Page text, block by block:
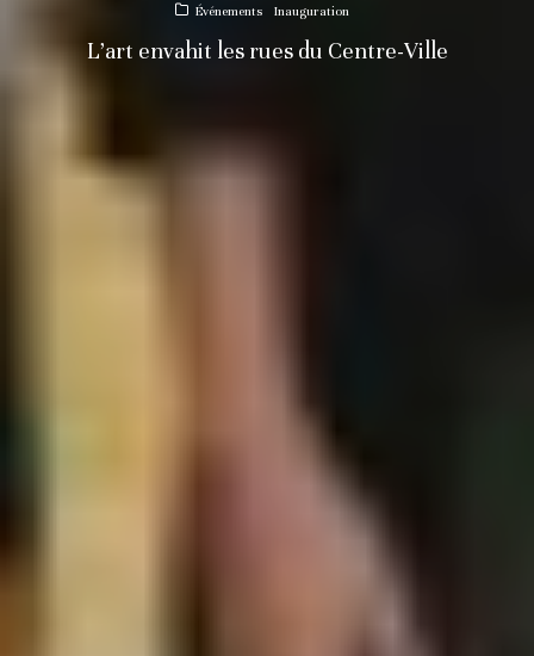
Événements Inauguration
L’art envahit les rues du Centre-Ville